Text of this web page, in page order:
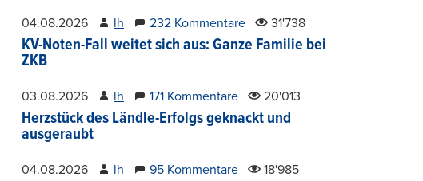
04.08.2026 lh 232 Kommentare 31'738
KV-Noten-Fall weitet sich aus: Ganze Familie bei
ZKB
03.08.2026 lh 171 Kommentare 20'013
Herzstück des Ländle-Erfolgs geknackt und
ausgeraubt
04.08.2026 lh 95 Kommentare 18'985